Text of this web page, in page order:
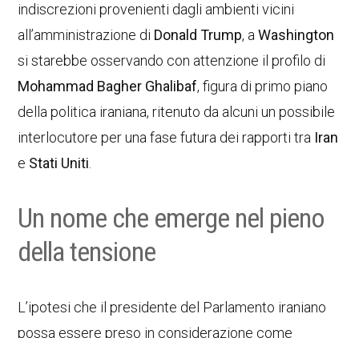
indiscrezioni provenienti dagli ambienti vicini
all’amministrazione di Donald Trump, aWashington
si starebbe osservando con attenzione il profilo di
Mohammad Bagher Ghalibaf, figura di primo piano
della politica iraniana, ritenuto da alcuni un possibile
interlocutore per una fase futura dei rapporti tra Iran
e Stati Uniti
Un nome che emerge nel pieno
della tensione
L’ipotesi che il presidente del Parlamento iraniano
possa essere preso in considerazione come